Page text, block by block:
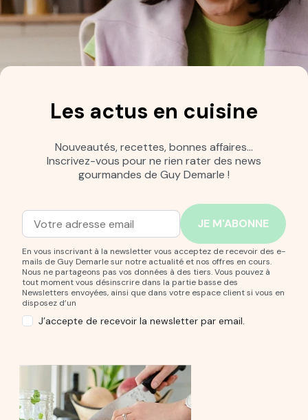
Les actus en cuisine
Nouveautés, recettes, bonnes affaires…
Inscrivez-vous pour ne rien rater des news
gourmandes de Guy Demarle !
Adresse mail
Entrez votre adresse mail pour vous abonner à notre
En vous inscrivant à la newsletter vous acceptez de recevoir des e-
mails de Guy Demarle sur notre actualité et nos offres en cours.
Nous ne partageons pas vos données à des tiers. Vous pouvez à
tout moment vous désinscrire dans la partie basse des
Newsletters envoyées, ainsi que dans votre espace client si vous en
disposez d’un
J’accepte de recevoir la newsletter par email.